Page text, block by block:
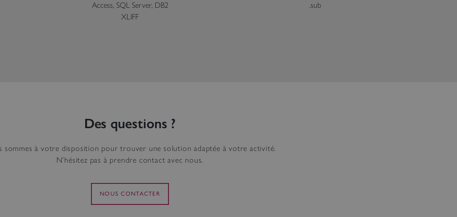
Access, SQL Server, DB2
XLIFF
.sub
Des questions ?
sommes à votre disposition pour trouver une solution adaptée à votre activité.
N’hésitez pas à prendre contact avec nous.
NOUS CONTACTER